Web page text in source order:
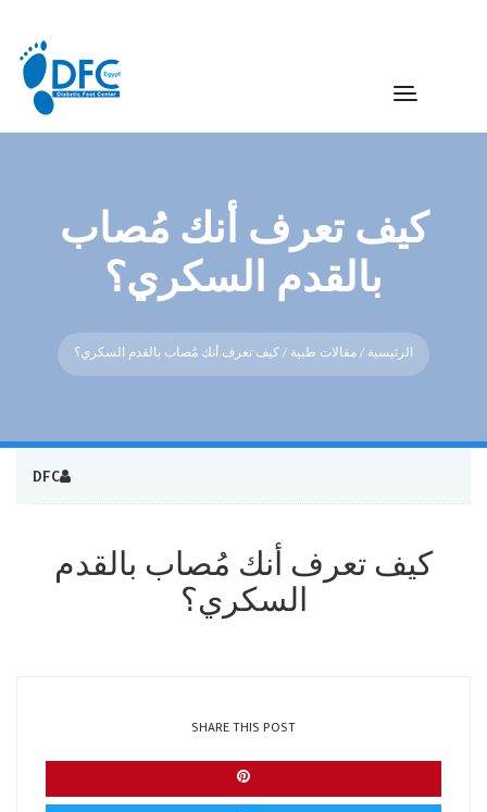
كيف تعرف أنك مُصاب
بالقدم السكري؟
الرئيسية / مقالات طبية / كيف تعرف أنك مُصاب بالقدم السكري؟
DFC
كيف تعرف أنك مُصاب بالقدم
السكري؟
SHARE THIS POST